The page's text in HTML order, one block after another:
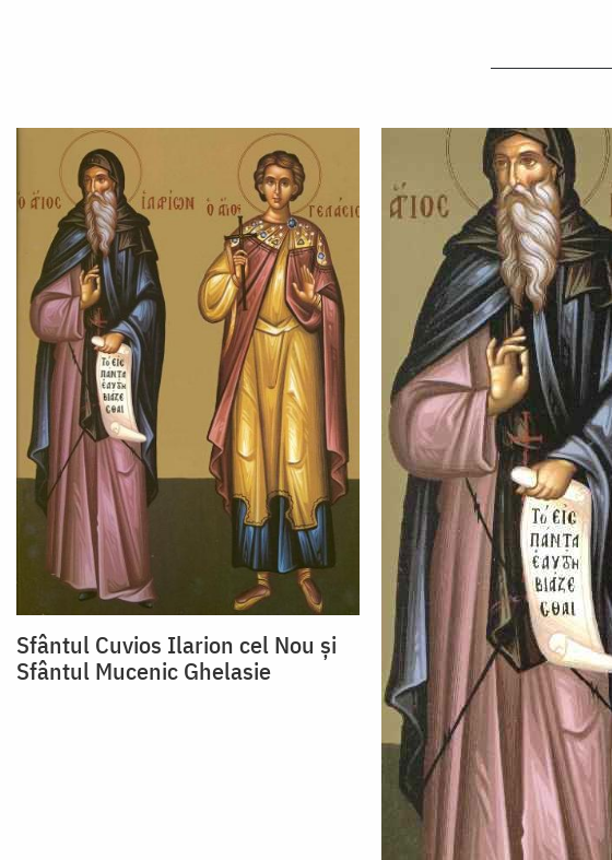
Sfântul Cuvios Ilarion cel Nou și
Sfântul Mucenic Ghelasie